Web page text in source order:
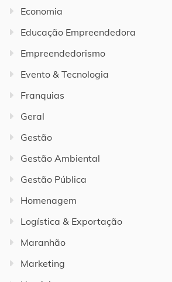
Economia
Educação Empreendedora
Empreendedorismo
Evento & Tecnologia
Franquias
Geral
Gestão
Gestão Ambiental
Gestão Pública
Homenagem
Logística & Exportação
Maranhão
Marketing